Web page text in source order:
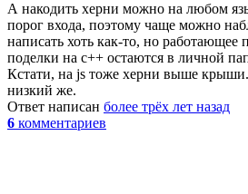
А накодить херни можно на любом
порог входа, поэтому чаще можно
написать хоть как-то, но
поделки на с++ остаются в личной
Кстати, на js тоже херни выше
низкий же.
Ответ написан более трёх лет назад
6 комментариев